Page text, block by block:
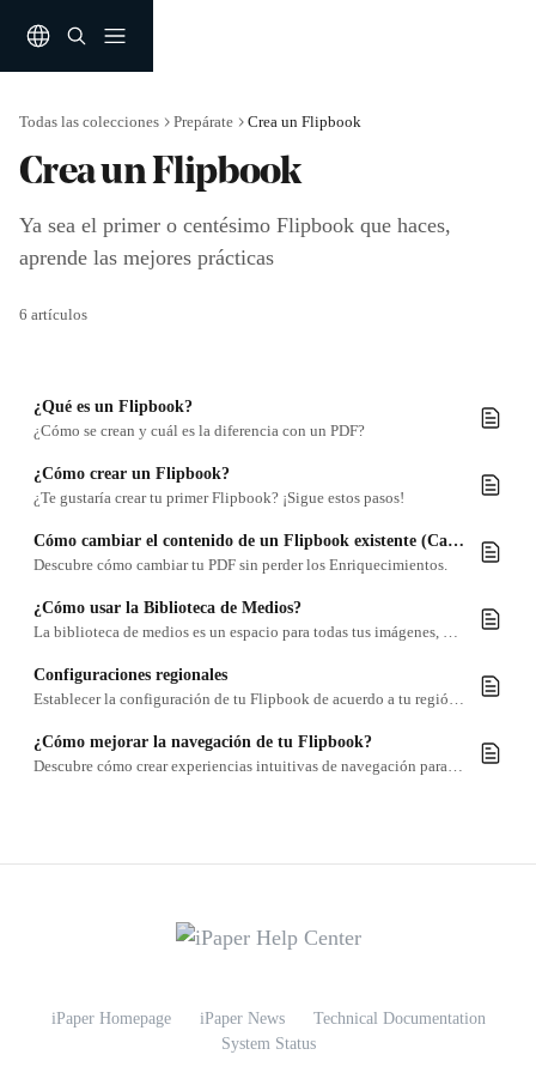
Todas las colecciones Prepárate Crea un Flipbook
Crea un Flipbook
Ya sea el primer o centésimo Flipbook que haces,
aprende las mejores prácticas
6 artículos
¿Qué es un Flipbook?
¿Cómo se crean y cuál es la diferencia con un PDF?
¿Cómo crear un Flipbook?
¿Te gustaría crear tu primer Flipbook? ¡Sigue estos pasos!
Cómo cambiar el contenido de un Flipbook existente (Cambiar PDF)
Descubre cómo cambiar tu PDF sin perder los Enriquecimientos.
¿Cómo usar la Biblioteca de Medios?
La biblioteca de medios es un espacio para todas tus imágenes, videos y archivos, siempre accesibles y listos para usar.
Configuraciones regionales
Establecer la configuración de tu Flipbook de acuerdo a tu región te ayuda a ofrecer una versión localizada de navegación a tus usuarios
¿Cómo mejorar la navegación de tu Flipbook?
Descubre cómo crear experiencias intuitivas de navegación para los usuarios de tus Flipbooks.
iPaper Homepage iPaper News
Technical Documentation
System Status